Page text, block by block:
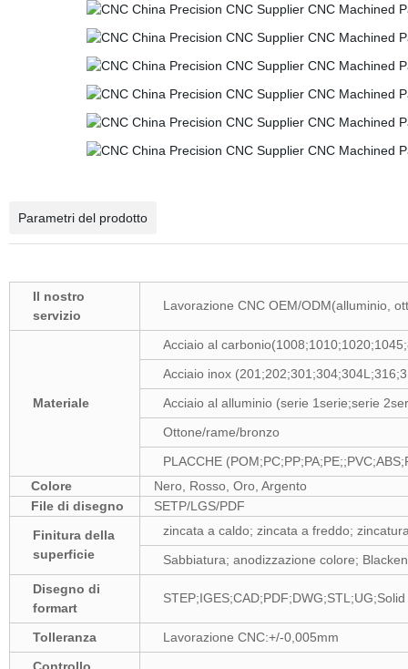
Parametri del prodotto
Il nostro
servizio
Lavorazione CNC OEM/ODM(alluminio,
Materiale
Acciaio al
Acciaio inox
Acciaio al alluminio (serie 1serie;serie
Ottone/rame/bronzo
PLACCHE
Colore
Nero, Rosso, Oro, Argento
File di disegno
SETP/LGS/PDF
Finitura della
superficie
zincata a caldo; zincata a freddo;
Sabbiatura; anodizzazione colore;
Disegno di
formart
Tolleranza
Lavorazione CNC:+/-0,005mm